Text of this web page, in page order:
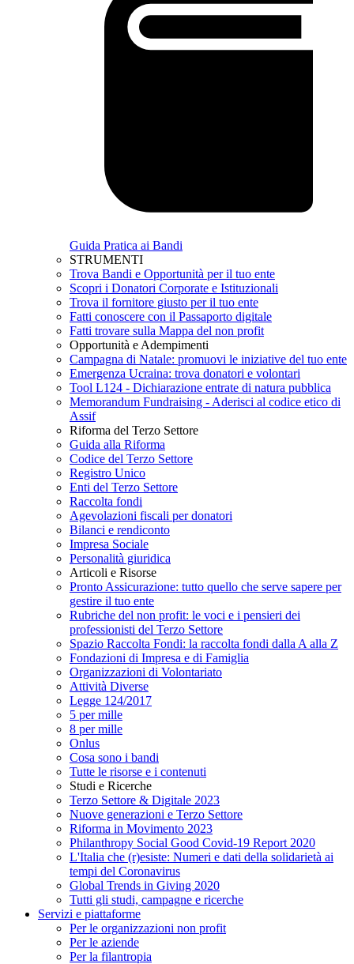
Guida Pratica ai Bandi
STRUMENTI
Trova Bandi e Opportunità per il tuo ente
Scopri i Donatori Corporate e Istituzionali
Trova il fornitore giusto per il tuo ente
Fatti conoscere con il Passaporto digitale
Fatti trovare sulla Mappa del non profit
Opportunità e Adempimenti
Campagna di Natale: promuovi le iniziative del tuo ente
Emergenza Ucraina: trova donatori e volontari
Tool L124 - Dichiarazione entrate di natura pubblica
Memorandum Fundraising - Aderisci al codice etico di
Assif
Riforma del Terzo Settore
Guida alla Riforma
Codice del Terzo Settore
Registro Unico
Enti del Terzo Settore
Raccolta fondi
Agevolazioni fiscali per donatori
Bilanci e rendiconto
Impresa Sociale
Personalità giuridica
Articoli e Risorse
Pronto Assicurazione: tutto quello che serve sapere per
gestire il tuo ente
Rubriche del non profit: le voci e i pensieri dei
professionisti del Terzo Settore
Spazio Raccolta Fondi: la raccolta fondi dalla A alla Z
Fondazioni di Impresa e di Famiglia
Organizzazioni di Volontariato
Attività Diverse
Legge 124/2017
5 per mille
8 per mille
Onlus
Cosa sono i bandi
Tutte le risorse e i contenuti
Studi e Ricerche
Terzo Settore & Digitale 2023
Nuove generazioni e Terzo Settore
Riforma in Movimento 2023
Philanthropy Social Good Covid-19 Report 2020
L'Italia che (r)esiste: Numeri e dati della solidarietà ai
tempi del Coronavirus
Global Trends in Giving 2020
Tutti gli studi, campagne e ricerche
Servizi e piattaforme
Per le organizzazioni non profit
Per le aziende
Per la filantropia